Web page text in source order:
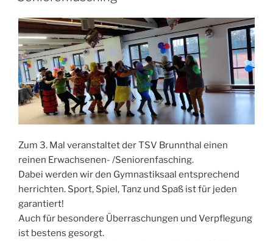
Zum 3. Mal veranstaltet der TSV Brunnthal einen
reinen Erwachsenen- /Seniorenfasching.
Dabei werden wir den Gymnastiksaal entsprechend
herrichten. Sport, Spiel, Tanz und Spaß ist für jeden
garantiert!
Auch für besondere Überraschungen und Verpflegung
ist bestens gesorgt.